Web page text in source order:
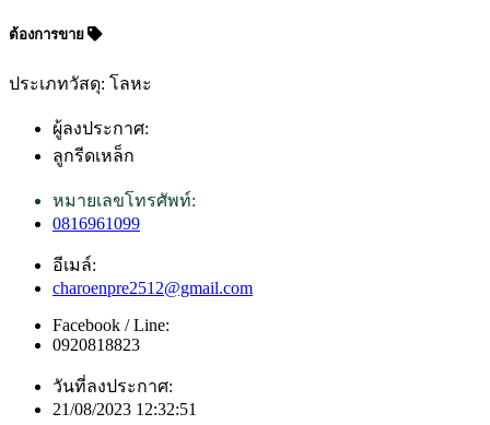
ต้องการขาย
ประเภทวัสดุ: โลหะ
ผู้ลงประกาศ:
ลูกรีดเหล็ก
หมายเลขโทรศัพท์:
0816961099
อีเมล์:
charoenpre2512@gmail.com
Facebook / Line:
0920818823
วันที่ลงประกาศ:
21/08/2023 12:32:51